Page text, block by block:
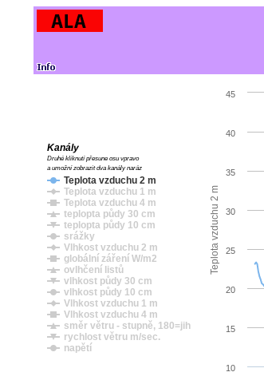
Teplota vzduchu 2 m
Teplota vzduchu 2 m
Teplota vzduchu 1 m
Teplota vzduchu 4 m
teplopta půdy 30 cm
teplopta půdy 10 cm
srážky
Vlhkost vzduchu 2 m
globální záření W/m2
ovlhčení listů
vlhkost půdy 30 cm
vlhkost půdy 10 cm
Vlhkost vzduchu 1 m
Vlhkost vzduchu 4 m
směr větru - stupně, 180=jih
rychlost větru m/sec.
napětí
Kanály
Druhé kliknutí přesune osu vpravo
a umožní zobrazit dva kanály naráz
10
15
20
25
30
35
40
45